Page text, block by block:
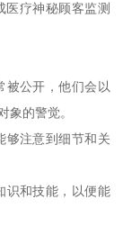
医疗神秘顾客监测
被公开，他们会以
象的警觉。
够注意到细节和关
识和技能，以便能